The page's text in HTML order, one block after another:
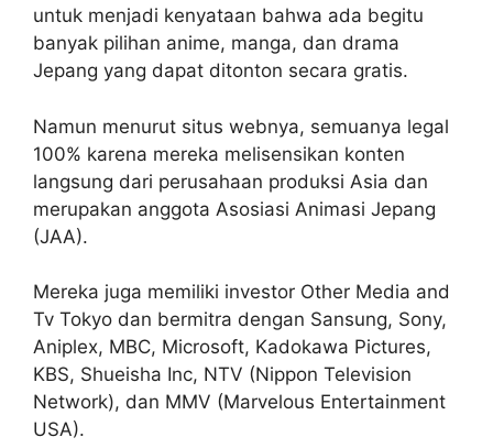
untuk menjadi kenyataan bahwa ada begitu
banyak pilihan anime, manga, dan drama
Jepang yang dapat ditonton secara gratis.
Namun menurut situs webnya, semuanya legal
100% karena mereka melisensikan konten
langsung dari perusahaan produksi Asia dan
merupakan anggota Asosiasi Animasi Jepang
(JAA).
Mereka juga memiliki investor Other Media and
Tv Tokyo dan bermitra dengan Sansung, Sony,
Aniplex, MBC, Microsoft, Kadokawa Pictures,
KBS, Shueisha Inc, NTV (Nippon Television
Network), dan MMV (Marvelous Entertainment
USA).